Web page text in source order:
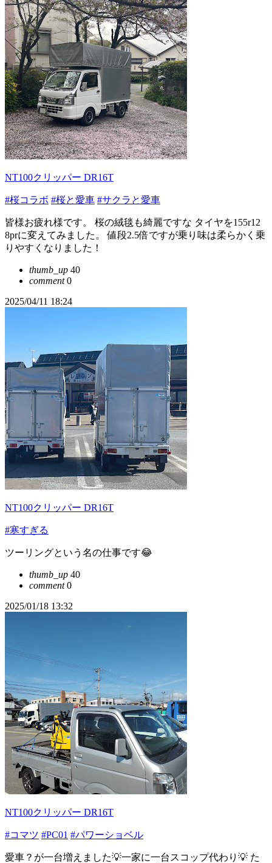
NT100クリッパー DR16T
#桜コラボ #桜と愛車 #サクラと愛車
皆様お疲れ様です。 桜の絨毯も綺麗ですな タイヤを155r12
8prに変えてみました。 値段2.5倍ですが乗り味は柔らかく乗
りやすくなりました！
thumb_up 40
comment0
2025/04/11 18:24
NT100クリッパー DR16T
#寒すぎる
ツーリングという名の仕事です😂
thumb_up 40
comment0
2025/01/18 13:32
NT100クリッパー DR16T
#コマツ #PC01 #パワーショベル
愛車？が一台増えました💡一家に一台スコップ代わり💡 た